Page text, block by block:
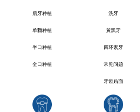
后牙种植
单颗种植
半口种植
全口种植
洗牙
黃黑牙
四环素牙
常见问题
牙齿贴面